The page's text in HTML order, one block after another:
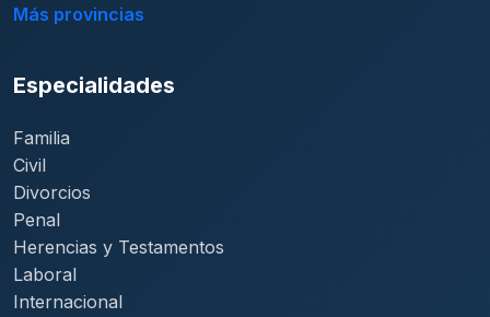
Más provincias
Especialidades
Familia
Civil
Divorcios
Penal
Herencias y Testamentos
Laboral
Internacional